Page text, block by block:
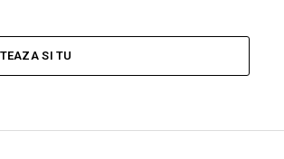
SI TU